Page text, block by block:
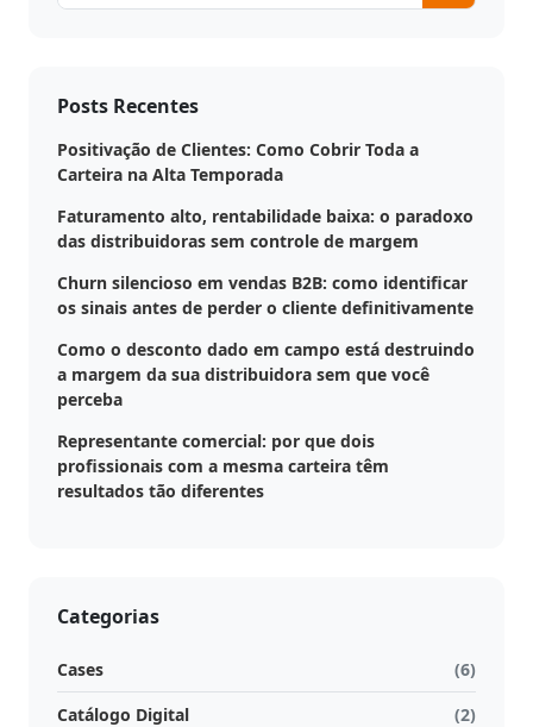
Preço
Pedido
line
Saldo
Flex
/
VPC
Estoque
cota
/
marketing
CRM
Métodos
Outras
integradas
Seja um
parceiro
Sellentt
e
Posts Recentes
Positivação de Clientes: Como Cobrir Toda a
Carteira na Alta Temporada
Faturamento alto, rentabilidade baixa: o paradoxo
das distribuidoras sem controle de margem
Churn silencioso em vendas B2B: como identificar
os sinais antes de perder o cliente definitivamente
Como o desconto dado em campo está destruindo
a margem da sua distribuidora sem que você
perceba
Representante comercial: por que dois
profissionais com a mesma carteira têm
resultados tão diferentes
Categorias
Cases
(6)
Catálogo Digital
(2)